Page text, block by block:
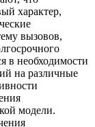
характер,
вызовов,
в необходимости
на различные
модели.